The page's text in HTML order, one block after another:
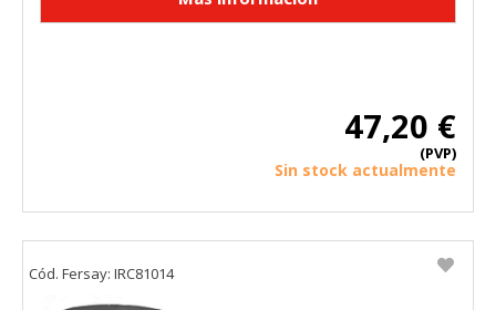
47,20 €
(PVP)
Sin stock actualmente
Cód. Fersay: IRC81014